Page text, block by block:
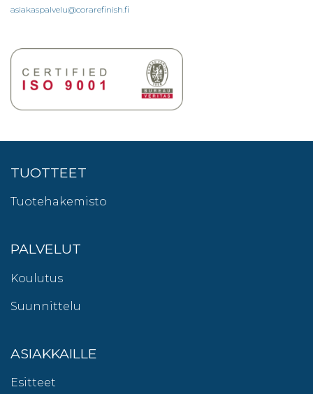
asiakaspalvelu@corarefinish.fi
TUOTTEET
Tuotehakemisto
PALVELUT
Koulutus
Suunnittelu
ASIAKKAILLE
Esitteet